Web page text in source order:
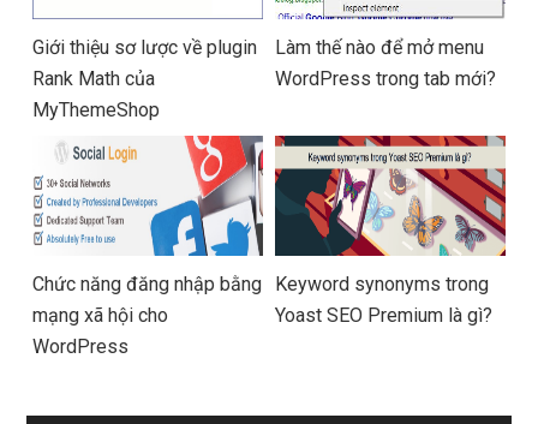
Giới thiệu sơ lược về plugin
Rank Math của
MyThemeShop
Làm thế nào để mở menu
WordPress trong tab mới?
Chức năng đăng nhập bằng
mạng xã hội cho
WordPress
Keyword synonyms trong
Yoast SEO Premium là gì?